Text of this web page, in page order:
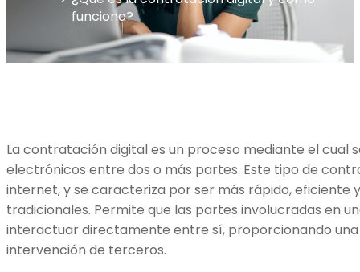
funciona?
La contratación digital es un proceso mediante el cual
electrónicos entre dos o más partes. Este tipo de
internet, y se caracteriza por ser más rápido, eficiente
tradicionales. Permite que las partes involucradas en
interactuar directamente entre sí, proporcionando
intervención de terceros.